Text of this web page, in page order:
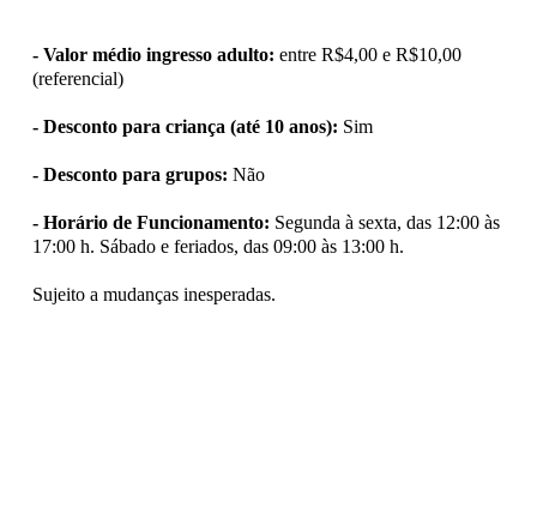
- Valor médio ingresso adulto: entre R$4,00 e R$10,00
(referencial)
- Desconto para criança (até 10 anos): Sim
- Desconto para grupos: Não
- Horário de Funcionamento: Segunda à sexta, das 12:00 às
17:00 h. Sábado e feriados, das 09:00 às 13:00 h.
Sujeito a mudanças inesperadas.